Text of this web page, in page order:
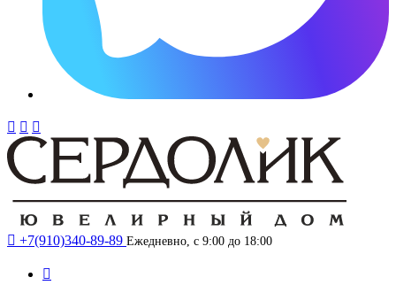
  
 +7(910)340-89-89 Ежедневно, с 9:00 до 18:00
